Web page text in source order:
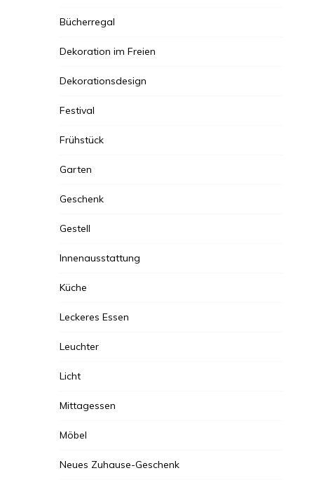
Bücherregal
Dekoration im Freien
Dekorationsdesign
Festival
Frühstück
Garten
Geschenk
Gestell
Innenausstattung
Küche
Leckeres Essen
Leuchter
Licht
Mittagessen
Möbel
Neues Zuhause-Geschenk